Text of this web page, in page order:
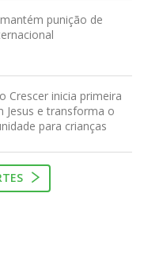
mantém punição de
Crescer inicia primeira
Jesus e transforma o
para crianças